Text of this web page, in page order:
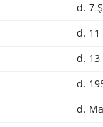
d. 7
d. 11
d. 13
d.
d.